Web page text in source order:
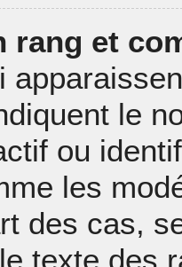
rang et
le
ou
les
des cas,
texte des